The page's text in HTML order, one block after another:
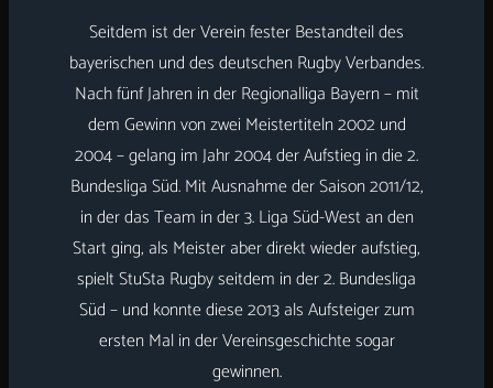
Seitdem ist der Verein fester Bestandteil des
bayerischen und des deutschen Rugby Verbandes.
Nach fünf Jahren in der Regionalliga Bayern – mit
dem Gewinn von zwei Meistertiteln 2002 und
2004 – gelang im Jahr 2004 der Aufstieg in die 2.
Bundesliga Süd. Mit Ausnahme der Saison 2011/12,
in der das Team in der 3. Liga Süd-West an den
Start ging, als Meister aber direkt wieder aufstieg,
spielt StuSta Rugby seitdem in der 2. Bundesliga
Süd – und konnte diese 2013 als Aufsteiger zum
ersten Mal in der Vereinsgeschichte sogar
gewinnen.